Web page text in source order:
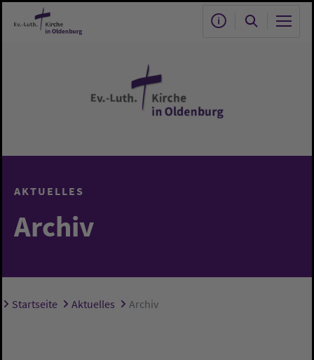
Zum Hauptinhalt springen
AKTUELLES
Archiv
Sie sind hier:
Startseite Aktuelles Archiv